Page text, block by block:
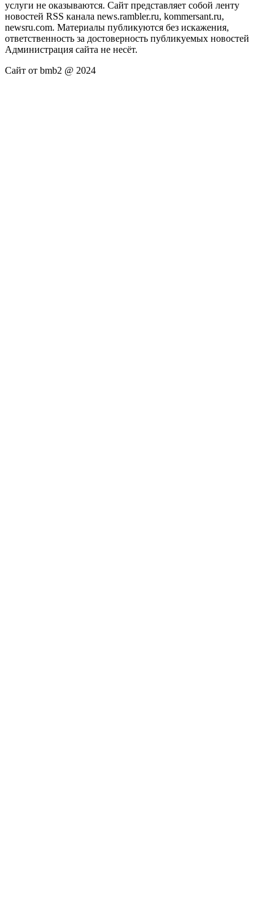
услуги не оказываются. Сайт представляет собой ленту
новостей RSS канала news.rambler.ru, kommersant.ru,
newsru.com. Материалы публикуются без искажения,
ответственность за достоверность публикуемых новостей
Администрация сайта не несёт.
Сайт от bmb2 @ 2024